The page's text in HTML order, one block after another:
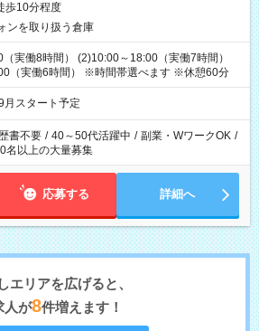
歩10分程度
ンを取り扱う倉庫
実働8時間） (2)10:00～18:00（実働7時間）
（実働6時間） ※時間帯選べます ※休憩60分
スタート予定
書不要 / 40～50代活躍中 / 副業・WワークOK /
名以上の大量募集
応募する 詳細へ
エリアを広げると、
人が8件増えます！